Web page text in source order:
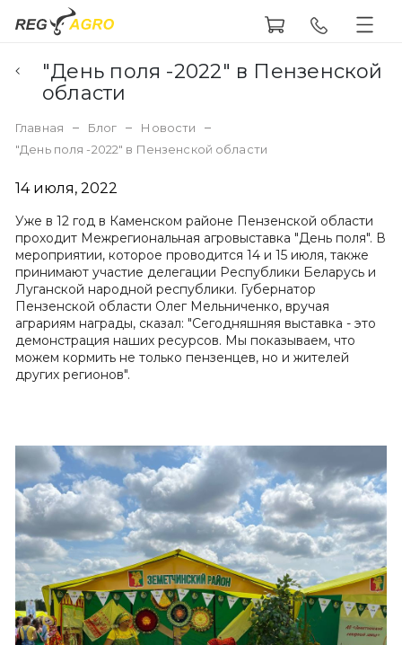
"День поля -2022" в Пензенской
области
Главная Блог
Новости
"День поля -2022" в Пензенской области
14 июля, 2022
Уже в 12 год в Каменском районе Пензенской области
проходит Межрегиональная агровыставка "День поля". В
мероприятии, которое проводится 14 и 15 июля, также
принимают участие делегации Республики Беларусь и
Луганской народной республики. Губернатор
Пензенской области Олег Мельниченко, вручая
аграриям награды, сказал: "Сегодняшняя выставка - это
демонстрация наших ресурсов. Мы показываем, что
можем кормить не только пензенцев, но и жителей
других регионов".